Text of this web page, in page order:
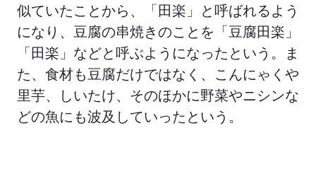
似ていたことから、「田楽」と呼ばれるよう
になり、豆腐の串焼きのことを「豆腐田楽」
「田楽」などと呼ぶようになったという。ま
た、食材も豆腐だけではなく、こんにゃくや
里芋、しいたけ、そのほかに野菜やニシンな
どの魚にも波及していったという。